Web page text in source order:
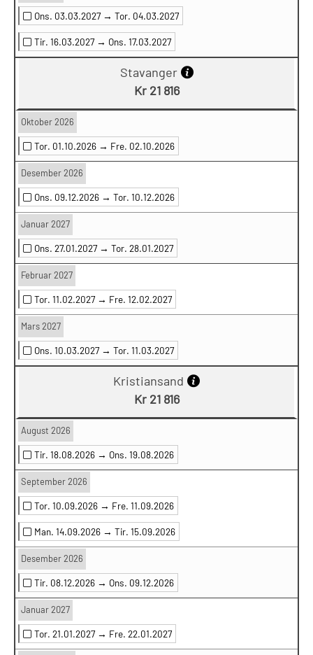
Ons. 03.03.2027 → Tor. 04.03.2027
Tir. 16.03.2027 → Ons. 17.03.2027
Stavanger
Kr 21 816
Oktober 2026
Tor. 01.10.2026 → Fre. 02.10.2026
Desember 2026
Ons. 09.12.2026 → Tor. 10.12.2026
Januar 2027
Ons. 27.01.2027 → Tor. 28.01.2027
Februar 2027
Tor. 11.02.2027 → Fre. 12.02.2027
Mars 2027
Ons. 10.03.2027 → Tor. 11.03.2027
Kristiansand
Kr 21 816
August 2026
Tir. 18.08.2026 → Ons. 19.08.2026
September 2026
Tor. 10.09.2026 → Fre. 11.09.2026
Man. 14.09.2026 → Tir. 15.09.2026
Desember 2026
Tir. 08.12.2026 → Ons. 09.12.2026
Januar 2027
Tor. 21.01.2027 → Fre. 22.01.2027